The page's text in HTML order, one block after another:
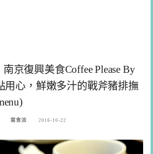
京復興美食Coffee Please By
用心，鮮嫩多汁的戰斧豬排撫
寫食派 2016-10-22